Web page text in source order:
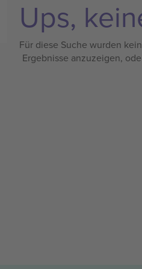
Ups,
Für diese Suche wurden
Ergebnisse anzuzeigen,